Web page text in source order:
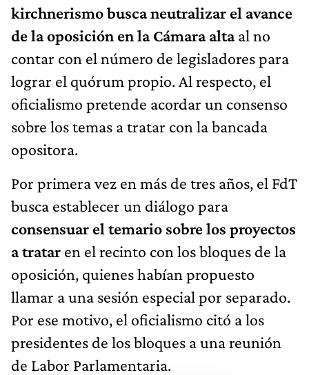
kirchnerismo busca neutralizar el avance
de la oposición en la Cámara altaal no
contar con el número de legisladores para
lograr el quórum propio. Al respecto, el
oficialismo pretende acordar un consenso
sobre los temas a tratar con la bancada
opositora.
Por primera vez en más de tres años, el FdT
busca establecer un diálogo para
consensuar el temario sobre los proyectos
a tratar en el recinto con los bloques de la
oposición, quienes habían propuesto
llamar a una sesión especial por separado.
Por ese motivo, el oficialismo citó a los
presidentes de los bloques a una reunión
de Labor Parlamentaria.